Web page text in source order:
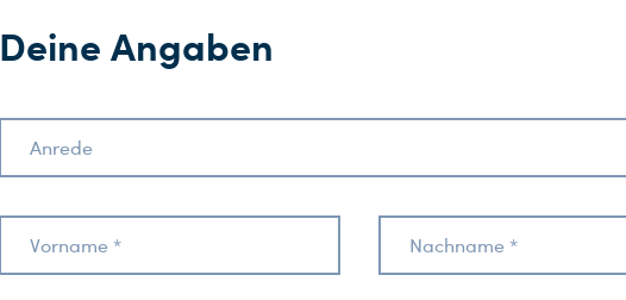
Deine Angaben
Anrede
Vorname * Nachname *